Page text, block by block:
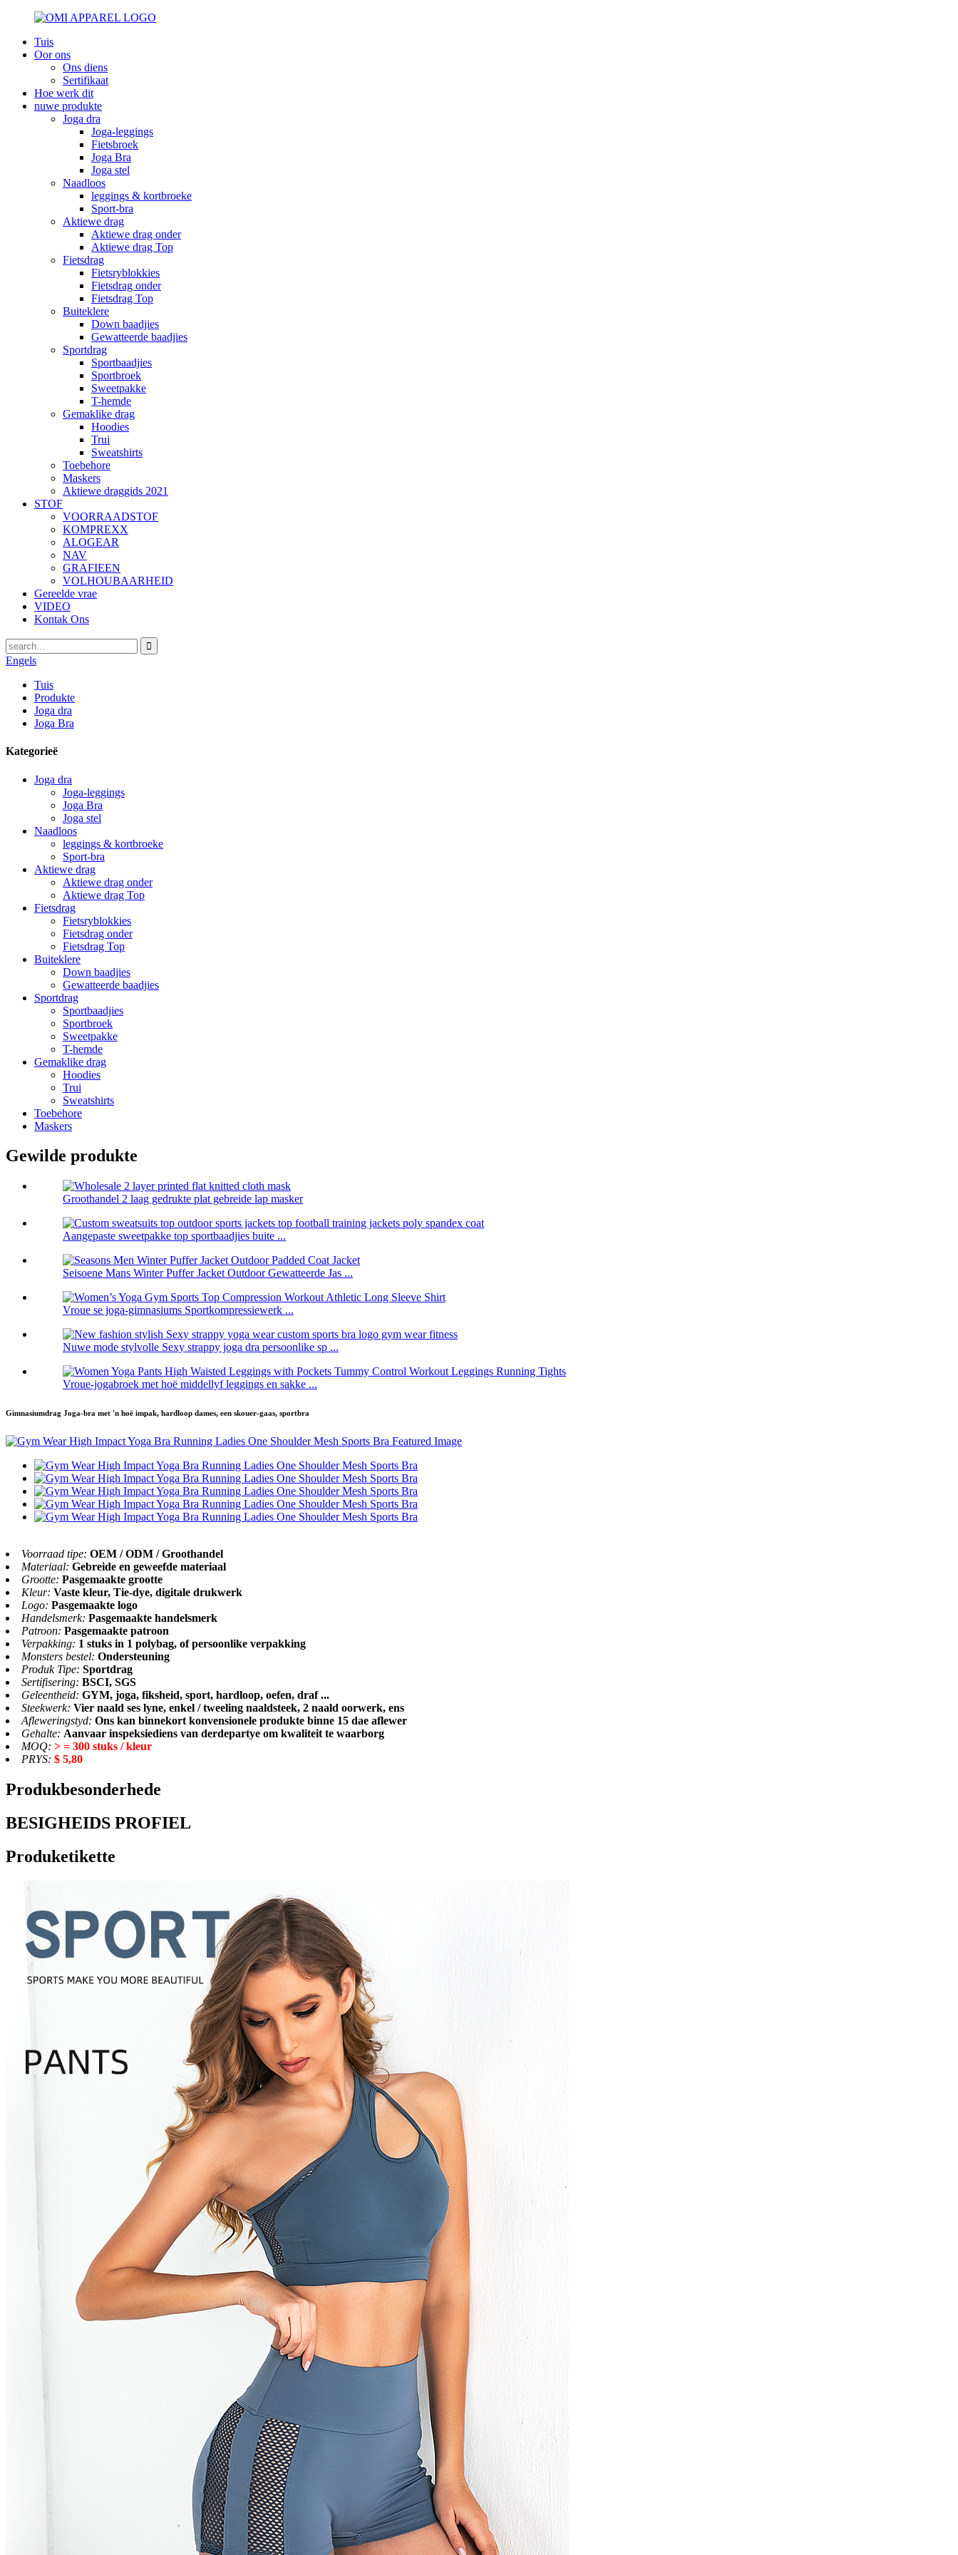
Tuis
Oor ons
Ons diens
Sertifikaat
Hoe werk dit
nuwe produkte
Joga dra
Joga-leggings
Fietsbroek
Joga Bra
Joga stel
Naadloos
leggings & kortbroeke
Sport-bra
Aktiewe drag
Aktiewe drag onder
Aktiewe drag Top
Fietsdrag
Fietsryblokkies
Fietsdrag onder
Fietsdrag Top
Buiteklere
Down baadjies
Gewatteerde baadjies
Sportdrag
Sportbaadjies
Sportbroek
Sweetpakke
T-hemde
Gemaklike drag
Hoodies
Trui
Sweatshirts
Toebehore
Maskers
Aktiewe draggids 2021
STOF
VOORRAADSTOF
KOMPREXX
ALOGEAR
NAV
GRAFIEEN
VOLHOUBAARHEID
Gereelde vrae
VIDEO
Kontak Ons
Engels
Tuis
Produkte
Joga dra
Joga Bra
Kategorieë
Joga dra
Joga-leggings
Joga Bra
Joga stel
Naadloos
leggings & kortbroeke
Sport-bra
Aktiewe drag
Aktiewe drag onder
Aktiewe drag Top
Fietsdrag
Fietsryblokkies
Fietsdrag onder
Fietsdrag Top
Buiteklere
Down baadjies
Gewatteerde baadjies
Sportdrag
Sportbaadjies
Sportbroek
Sweetpakke
T-hemde
Gemaklike drag
Hoodies
Trui
Sweatshirts
Toebehore
Maskers
Gewilde produkte
Groothandel 2 laag gedrukte plat gebreide lap masker
Aangepaste sweetpakke top sportbaadjies buite ...
Seisoene Mans Winter Puffer Jacket Outdoor Gewatteerde Jas ...
Vroue se joga-gimnasiums Sportkompressiewerk ...
Nuwe mode stylvolle Sexy strappy joga dra persoonlike sp ...
Vroue-jogabroek met hoë middellyf leggings en sakke ...
Gimnasiumdrag Joga-bra met 'n hoë impak, hardloop dames, een skouer-gaas, sportbra
Voorraad tipe: OEM / ODM / Groothandel
Materiaal: Gebreide en geweefde materiaal
Grootte: Pasgemaakte grootte
Kleur: Vaste kleur, Tie-dye, digitale drukwerk
Logo: Pasgemaakte logo
Handelsmerk: Pasgemaakte handelsmerk
Patroon: Pasgemaakte patroon
Verpakking: 1 stuks in 1 polybag, of persoonlike verpakking
Monsters bestel: Ondersteuning
Produk Tipe: Sportdrag
Sertifisering: BSCI, SGS
Geleentheid: GYM, joga, fiksheid, sport, hardloop, oefen, draf ...
Steekwerk: Vier naald ses lyne, enkel / tweeling naaldsteek, 2 naald oorwerk, ens
Afleweringstyd: Ons kan binnekort konvensionele produkte binne 15 dae aflewer
Gehalte: Aanvaar inspeksiediens van derdepartye om kwaliteit te waarborg
MOQ: > = 300 stuks / kleur
PRYS: $ 5,80
Produkbesonderhede
BESIGHEIDS PROFIEL
Produketikette